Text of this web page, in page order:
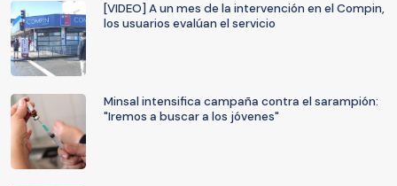
[VIDEO] A un mes de la intervención en el Compin,
los usuarios evalúan el servicio
Minsal intensifica campaña contra el sarampión:
"Iremos a buscar a los jóvenes"